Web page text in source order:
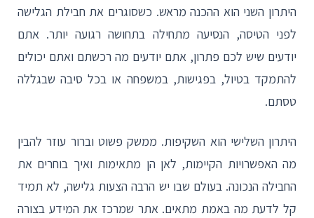
היתרון השני הוא ההכנה מראש. כשסוגרים את חבילת הגלישה
לפני הטיסה, הנסיעה מתחילה בתחושה רגועה יותר. אתם
יודעים שיש לכם פתרון, אתם יודעים מה רכשתם ואתם יכולים
להתמקד בטיול, בפגישות, במשפחה או בכל סיבה שבגללה
טסתם.
היתרון השלישי הוא השקיפות. ממשק פשוט וברור עוזר להבין
מה האפשרויות הקיימות, לאן הן מתאימות ואיך בוחרים את
החבילה הנכונה. בעולם שבו יש הרבה הצעות גלישה, לא תמיד
קל לדעת מה באמת מתאים. אתר שמרכז את המידע בצורה